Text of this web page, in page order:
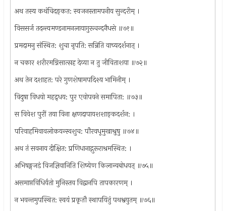
अथ तस्य कथंचिदङ्कत: स्वजनस्तामपनीय सुन्दरीम् ।
विससर्ज तदन्त्यमण्डनामनलायागुरूचन्दनैधसे ॥७१॥
प्रमदामनु संस्थित: शुचा नृपति: सन्निति वाच्यदर्शनात् ।
न चकार शरीरमग्निसात्सह देव्या न तु जीविताशया ॥७२॥
अथ तेन दशाहत: परे गुणशेषामपदिश्य भामिनीम् ।
विदुषा विधयो महद्र्धय: पुर एवोपवने समापिता: ॥७३॥
स विवेश पुरीं तया विना क्षणदापायशशाङ्कदर्शन: ।
परिवाहमिवावलोकयन्स्वशुच: पौरवधूमुखाश्रुषु ॥७४॥
अथ तं सवनाय दीक्षित: प्रणिधानाद्गुरूराश्रमस्थित: ।
अभिषङ्गजडं विजज्ञिवानिति शिष्येण किलान्वबोधयत् ॥७५॥
असमाप्तविधिर्यतो मुनिस्तव विद्वानपि तापकारणम् ।
न भवन्तमुपस्थित: स्वयं प्रकृतौ स्थापयितुं पथश्वयुतम् ॥७६॥